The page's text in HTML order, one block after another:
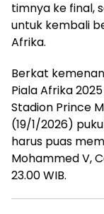
timnya ke final,
untuk kembali
Afrika.
Berkat
Piala Afrika
Stadion Prince
(19/1/2026)
harus puas
Mohammed V,
23.00 WIB.